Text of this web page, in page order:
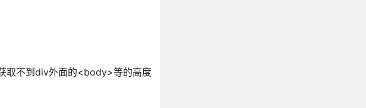
取不到div外面的<body>等的高度